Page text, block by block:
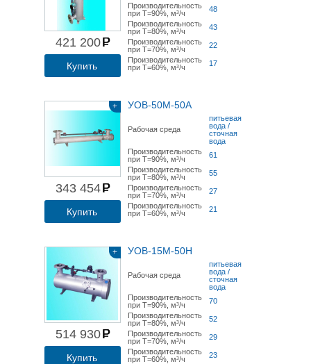
421 200
Купить
Производительность
при Т=90%, м³/ч
48
Производительность
при Т=80%, м³/ч
43
Производительность
при Т=70%, м³/ч
22
Производительность
при Т=60%, м³/ч
17
+
343 454
Купить
УОВ-50М-50А
Рабочая среда
питьевая
вода /
сточная
вода
Производительность
при Т=90%, м³/ч
61
Производительность
при Т=80%, м³/ч
55
Производительность
при Т=70%, м³/ч
27
Производительность
при Т=60%, м³/ч
21
+
514 930
Купить
УОВ-15М-50Н
Рабочая среда
питьевая
вода /
сточная
вода
Производительность
при Т=90%, м³/ч
70
Производительность
при Т=80%, м³/ч
52
Производительность
при Т=70%, м³/ч
29
Производительность
при Т=60%, м³/ч
23